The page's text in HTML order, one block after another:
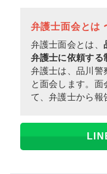
弁護士面会とは
弁護士面会とは、
弁護士に依頼する
弁護士は、品川警
と面会します。
て、弁護士から報